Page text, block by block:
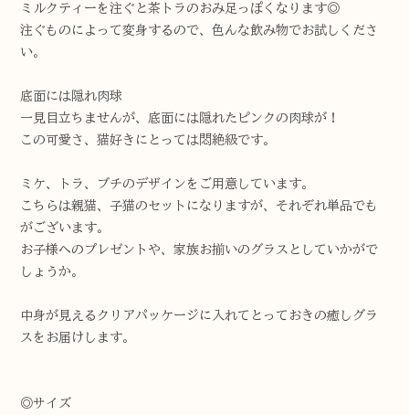
ミルクティーを注ぐと茶トラのおみ足っぽくなります◎
注ぐものによって変身するので、色んな飲み物でお試しくださ
い。
底面には隠れ肉球
一見目立ちませんが、底面には隠れたピンクの肉球が！
この可愛さ、猫好きにとっては悶絶級です。
ミケ、トラ、ブチのデザインをご用意しています。
こちらは親猫、子猫のセットになりますが、それぞれ単品でも
がございます。
お子様へのプレゼントや、家族お揃いのグラスとしていかがで
しょうか。
中身が見えるクリアパッケージに入れてとっておきの癒しグラ
スをお届けします。
◎サイズ